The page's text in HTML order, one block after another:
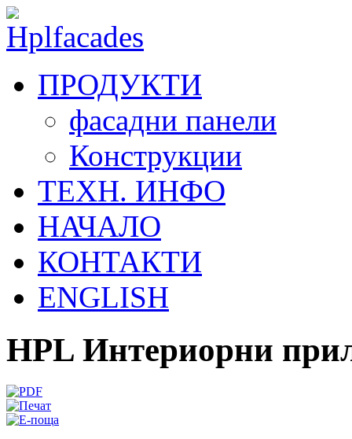
ПРОДУКТИ
фасадни панели
Конструкции
ТЕХН. ИНФО
НАЧАЛО
КОНТАКТИ
ENGLISH
HPL Интериорни